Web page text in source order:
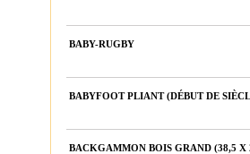
BABY-RUGBY
BABYFOOT PLIANT (DÉBUT DE
BACKGAMMON BOIS GRAND (38,5 X